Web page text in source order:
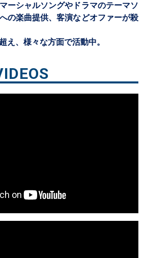
ーシャルソングやドラマのテーマソ
の楽曲提供、客演などオファーが殺
え、様々な方面で活動中。